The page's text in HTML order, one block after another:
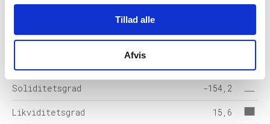
Tillad alle
Afvis
Gældsforpligtelser
Årets balance 10.108
Soliditetsgrad -154,2
Likviditetsgrad 15,6